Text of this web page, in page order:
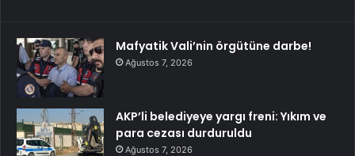
Mafyatik Vali’nin örgütüne darbe!
Ağustos 7, 2026
AKP’li belediyeye yargı freni: Yıkım ve
para cezası durduruldu
Ağustos 7, 2026